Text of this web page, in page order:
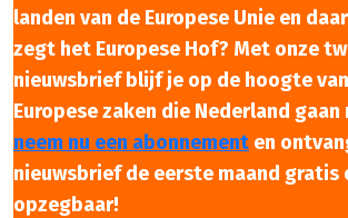
landen van de Europese Unie en
zegt het Europese Hof? Met onze
nieuwsbrief blijf je op de hoogte
Europese zaken die Nederland gaan
neem nu een abonnement en
nieuwsbrief de eerste maand gratis
opzegbaar!